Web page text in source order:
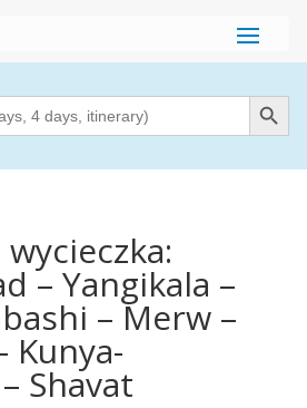
Search Button
– Yangikala –
– Merw –
Kunya-
Shavat